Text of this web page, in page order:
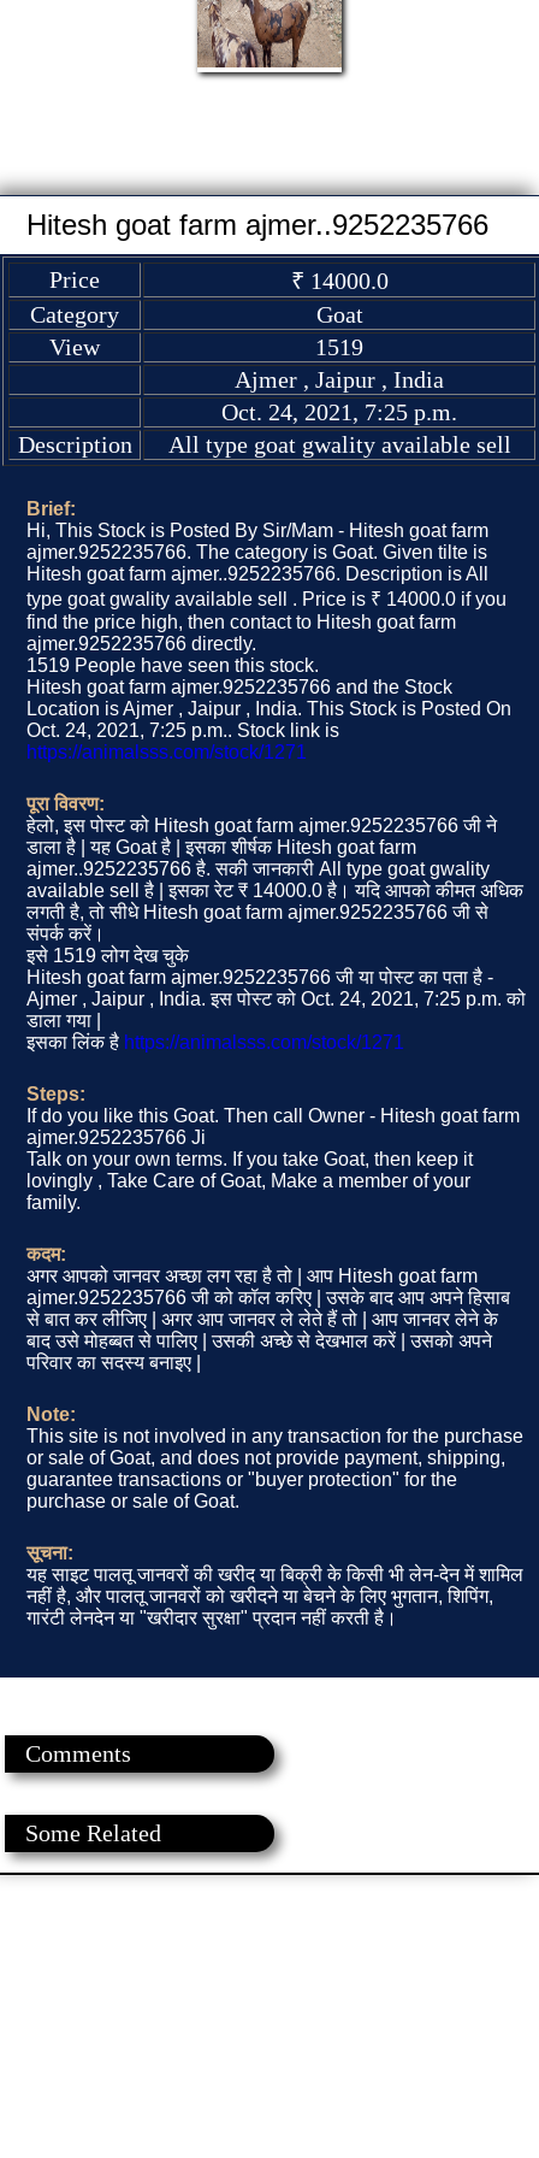
Hitesh goat farm ajmer..9252235766
Price
₹ 14000.0
Category
Goat
View
1519
Ajmer , Jaipur , India
Oct. 24, 2021, 7:25 p.m.
Description
All type goat gwality available sell
Brief:
Hi, This Stock is Posted By Sir/Mam - Hitesh goat farm
ajmer.9252235766. The category is Goat. Given tilte is
Hitesh goat farm ajmer..9252235766. Description is All
type goat gwality available sell . Price is ₹ 14000.0 if you
find the price high, then contact to Hitesh goat farm
ajmer.9252235766 directly.
1519 People have seen this stock.
Hitesh goat farm ajmer.9252235766 and the Stock
Location is Ajmer , Jaipur , India. This Stock is Posted On
Oct. 24, 2021, 7:25 p.m.. Stock link is
https://animalsss.com/stock/1271
पूरा विवरण:
हेलो, इस पोस्ट को Hitesh goat farm ajmer.9252235766 जी ने
डाला है | यह Goat है | इसका शीर्षक Hitesh goat farm
ajmer..9252235766 है. सकी जानकारी All type goat gwality
available sell है | इसका रेट ₹ 14000.0 है। यदि आपको कीमत अधिक
लगती है, तो सीधे Hitesh goat farm ajmer.9252235766 जी से
संपर्क करें।
इसे 1519 लोग देख चुके
Hitesh goat farm ajmer.9252235766 जी या पोस्ट का पता है -
Ajmer , Jaipur , India. इस पोस्ट को Oct. 24, 2021, 7:25 p.m. को
डाला गया |
इसका लिंक है https://animalsss.com/stock/1271
Steps:
If do you like this Goat. Then call Owner - Hitesh goat farm
ajmer.9252235766 Ji
Talk on your own terms. If you take Goat, then keep it
lovingly , Take Care of Goat, Make a member of your
family.
कदम:
अगर आपको जानवर अच्छा लग रहा है तो | आप Hitesh goat farm
ajmer.9252235766 जी को कॉल करिए | उसके बाद आप अपने हिसाब
से बात कर लीजिए | अगर आप जानवर ले लेते हैं तो | आप जानवर लेने के
बाद उसे मोहब्बत से पालिए | उसकी अच्छे से देखभाल करें | उसको अपने
परिवार का सदस्य बनाइए |
Note:
This site is not involved in any transaction for the purchase
or sale of Goat, and does not provide payment, shipping,
guarantee transactions or "buyer protection" for the
purchase or sale of Goat.
सूचना:
यह साइट पालतू जानवरों की खरीद या बिक्री के किसी भी लेन-देन में शामिल
नहीं है, और पालतू जानवरों को खरीदने या बेचने के लिए भुगतान, शिपिंग,
गारंटी लेनदेन या "खरीदार सुरक्षा" प्रदान नहीं करती है।
Comments
Some Related